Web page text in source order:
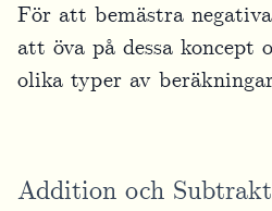
För att bemästra
att öva på dessa koncept
olika typer av
Addition och